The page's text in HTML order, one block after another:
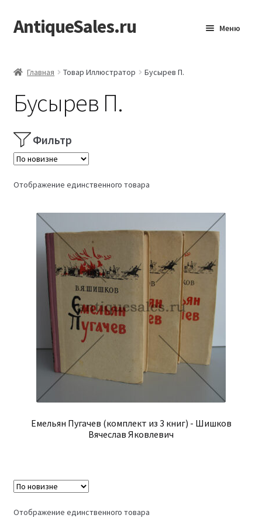
Перейти
к
Перейти
к
AntiqueSales.ru Меню
Главная Товар Иллюстратор Бусырев П.
Бусырев П.
Фильтр
Отображение единственного товара
Емельян Пугачев (комплект из 3 книг) - Шишков
Вячеслав Яковлевич
Отображение единственного товара